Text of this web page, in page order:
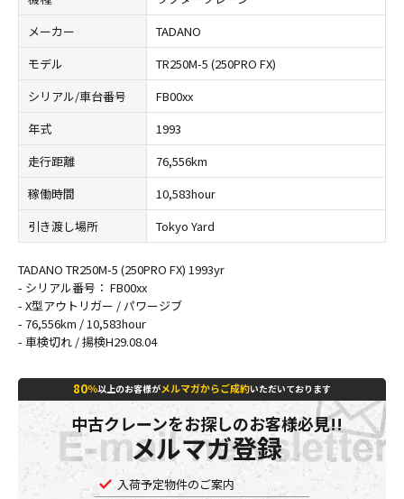
メーカー
TADANO
モデル
TR250M-5 (250PRO FX)
シリアル/車台番号
FB00xx
年式
1993
走行距離
76,556km
稼働時間
10,583hour
引き渡し場所
Tokyo Yard
TADANO TR250M-5 (250PRO FX) 1993yr
- シリアル番号： FB00xx
- X型アウトリガー / パワージブ
- 76,556km / 10,583hour
- 車検切れ / 揚検H29.08.04
80％以上のお客様がメルマガからご成約いただいております
中古クレーンをお探しのお客様必見!!
メルマガ登録
入荷予定物件のご案内